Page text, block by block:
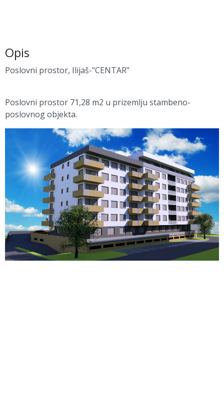
Opis
Poslovni prostor, Ilijaš-"CENTAR"
Poslovni prostor 71,28 m2 u prizemlju stambeno-
poslovnog objekta.